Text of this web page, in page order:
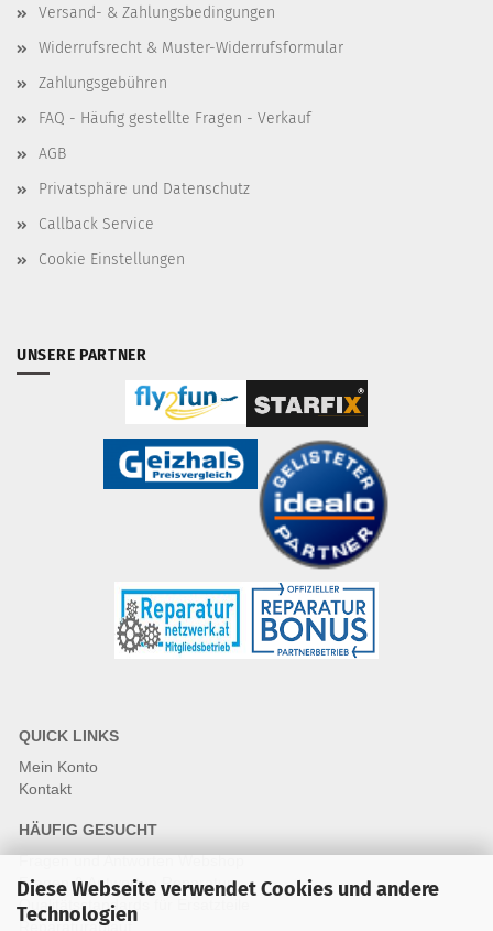
Diese Webseite verwendet Cookies und andere
Technologien
Versand- & Zahlungsbedingungen
Widerrufsrecht & Muster-Widerrufsformular
Zahlungsgebühren
FAQ - Häufig gestellte Fragen - Verkauf
AGB
Privatsphäre und Datenschutz
Callback Service
Cookie Einstellungen
UNSERE PARTNER
QUICK LINKS
Mein Konto
Kontakt
HÄUFIG GESUCHT
Fragen und Antworten Webshop
Fragen & Antworten Reparatur
Qualitätsstandards für Ersatzteile
Reparaturablauf